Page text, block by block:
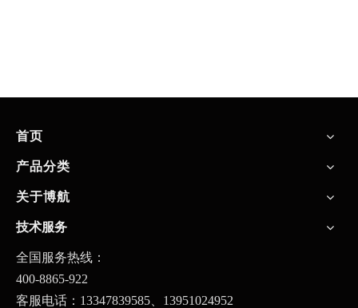
首页
产品分类
关于博航
技术服务
全国服务热线：
400-8865-922
客服电话：13347839585、 13951024952